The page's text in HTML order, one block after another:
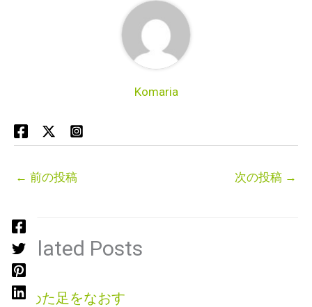
Komaria
← 前の投稿 次の投稿 →
Related Posts
痛めた足をなおす